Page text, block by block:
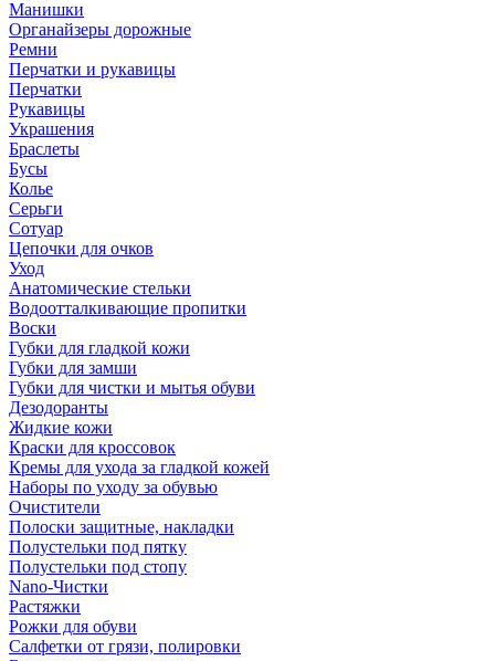
Манишки
Органайзеры дорожные
Ремни
Перчатки и рукавицы
Перчатки
Рукавицы
Украшения
Браслеты
Бусы
Колье
Серьги
Сотуар
Цепочки для очков
Уход
Анатомические стельки
Водоотталкивающие пропитки
Воски
Губки для гладкой кожи
Губки для замши
Губки для чистки и мытья обуви
Дезодоранты
Жидкие кожи
Краски для кроссовок
Кремы для ухода за гладкой кожей
Наборы по уходу за обувью
Очистители
Полоски защитные, накладки
Полустельки под пятку
Полустельки под стопу
Nano-Чистки
Растяжки
Рожки для обуви
Салфетки от грязи, полировки